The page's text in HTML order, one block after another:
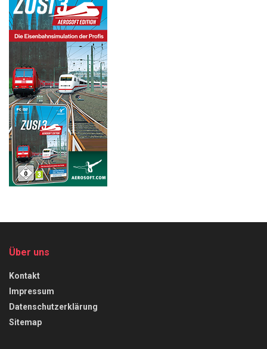
Über uns
Kontakt
Impressum
Datenschutzerklärung
Sitemap